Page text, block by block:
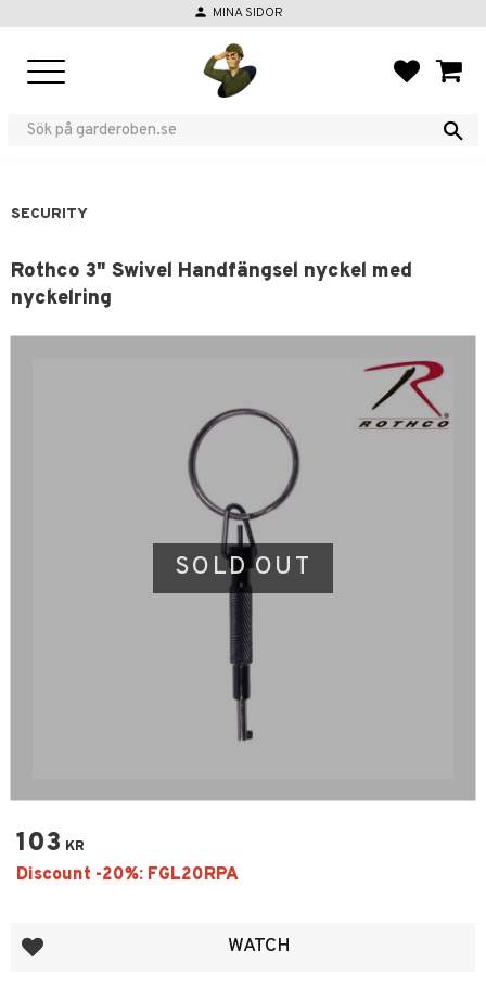
person MINA SIDOR
SECURITY
Rothco 3" Swivel Handfängsel nyckel med
nyckelring
SOLD OUT
103 KR
Add to favorites WATCH